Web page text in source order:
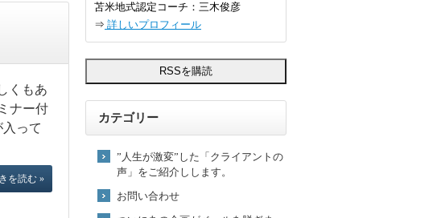
くもあ
ナー付
って
を読む »
苫米地式認定コーチ：三木俊彦
⇒ 詳しいプロフィール
カテゴリー
”人生が激変”した「クライアントの
声」をご紹介しします。
お問い合わせ